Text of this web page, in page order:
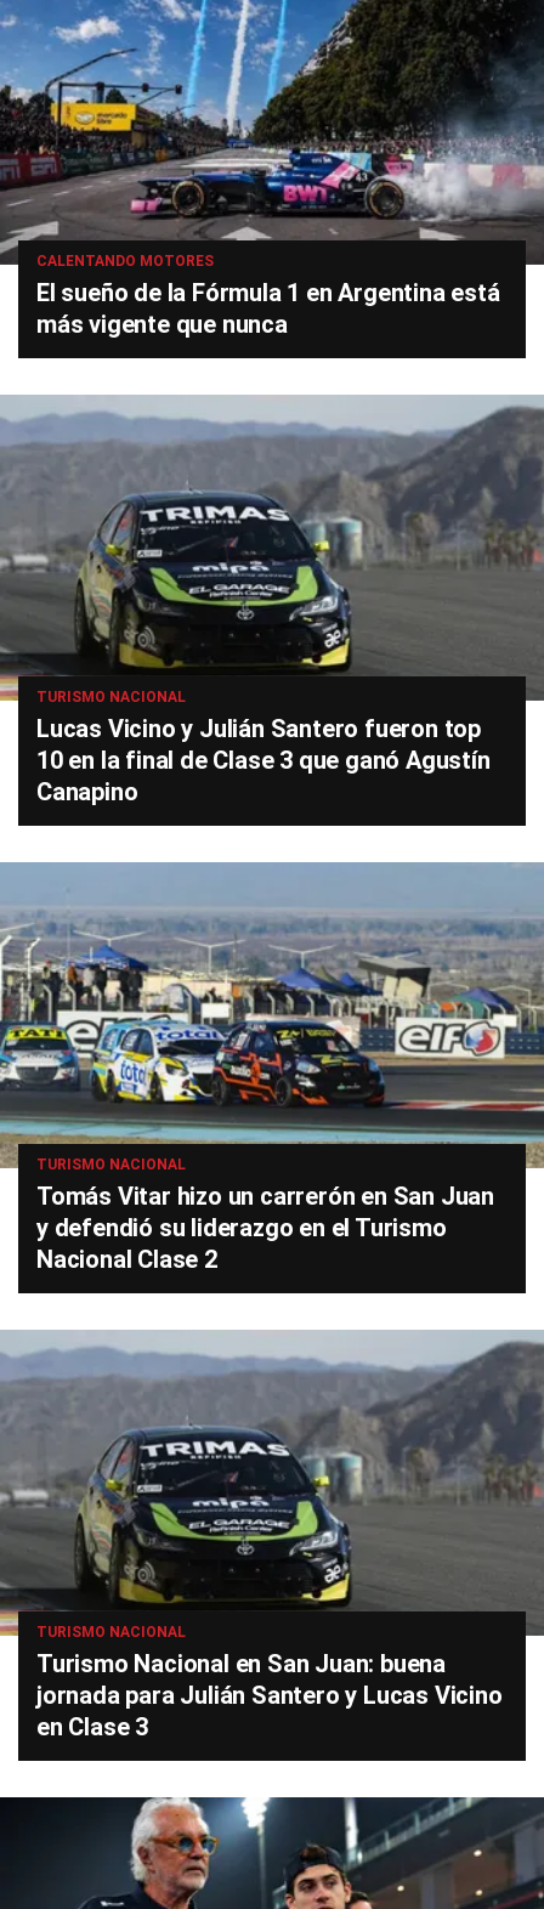
CALENTANDO MOTORES
El sueño de la Fórmula 1 en Argentina está
más vigente que nunca
TURISMO NACIONAL
Lucas Vicino y Julián Santero fueron top
10 en la final de Clase 3 que ganó Agustín
Canapino
TURISMO NACIONAL
Tomás Vitar hizo un carrerón en San Juan
y defendió su liderazgo en el Turismo
Nacional Clase 2
TURISMO NACIONAL
Turismo Nacional en San Juan: buena
jornada para Julián Santero y Lucas Vicino
en Clase 3